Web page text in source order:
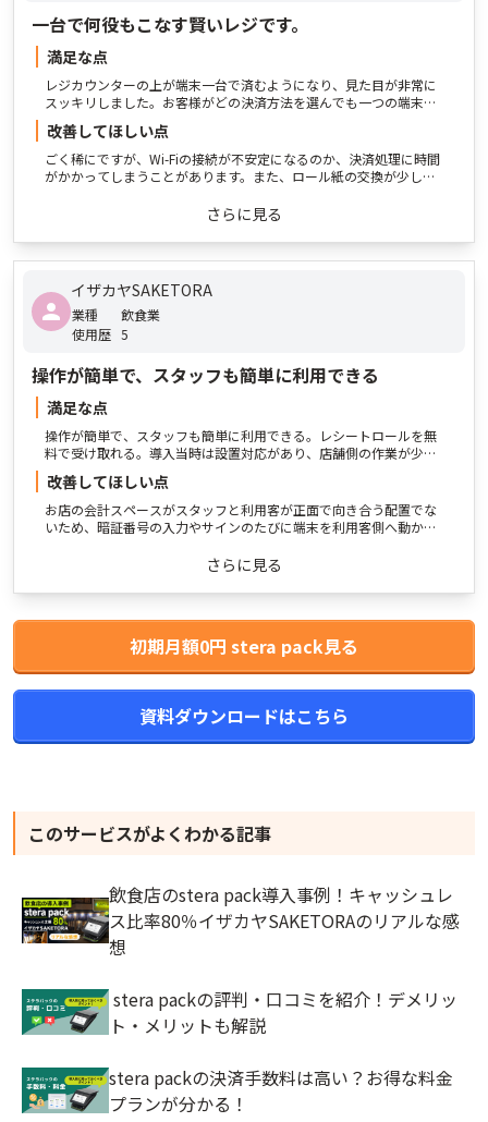
一台で何役もこなす賢いレジです。
満足な点
レジカウンターの上が端末一台で済むようになり、見た目が非常に
スッキリしました。お客様がどの決済方法を選んでも一つの端末で
ズになりました。特にランチタイムの混雑時でも、お客様をお待た
せする時間が短縮されたのは大きなメリットです。
改善してほしい点
ごく稀にですが、Wi-Fiの接続が不安定になるのか、決済処理に時間
がかかってしまうことがあります。また、ロール紙の交換が少しや
たいのですが、更新後に若干動作が重くなることがあるため、安定
さらに見る
イザカヤSAKETORA
業種
飲食業
使用歴 5
操作が簡単で、スタッフも簡単に利用できる
満足な点
操作が簡単で、スタッフも簡単に利用できる。レシートロールを無
料で受け取れる。導入当時は設置対応があり、店舗側の作業が少な
改善してほしい点
お店の会計スペースがスタッフと利用客が正面で向き合う配置でな
いため、暗証番号の入力やサインのたびに端末を利用客側へ動か
さらに見る
初期月額0円 stera pack見る
資料ダウンロードはこちら
このサービスがよくわかる記事
飲食店のstera pack導入事例！キャッシュレ
ス比率80％イザカヤSAKETORAのリアルな感
想
stera packの評判・口コミを紹介！デメリッ
ト・メリットも解説
stera packの決済手数料は高い？お得な料金
プランが分かる！